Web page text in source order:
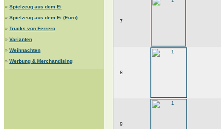
» Spielzeug aus dem Ei
» Spielzeug aus dem Ei (Euro)
» Trucks von Ferrero
» Varianten
» Weihnachten
» Werbung & Merchandising
7
8
9